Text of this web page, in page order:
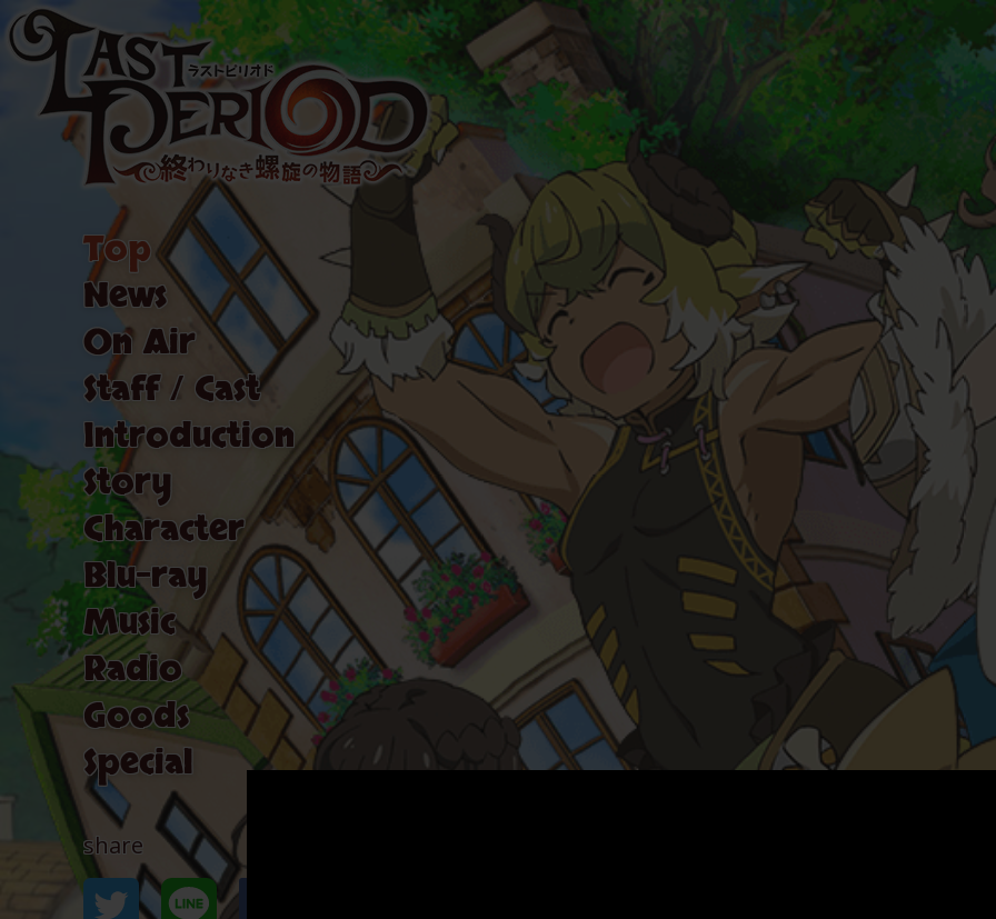
share
Top
News
On Air
Staff / Cast
Introduction
Story
Character
Blu-ray
Music
Radio
Goods
Special